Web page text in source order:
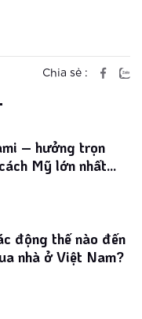
Chia sẻ :
Miami được săn
khi ra mắt
– hưởng trọn
Mỹ lớn nhất
động thế nào đến
nhà ở Việt Nam?